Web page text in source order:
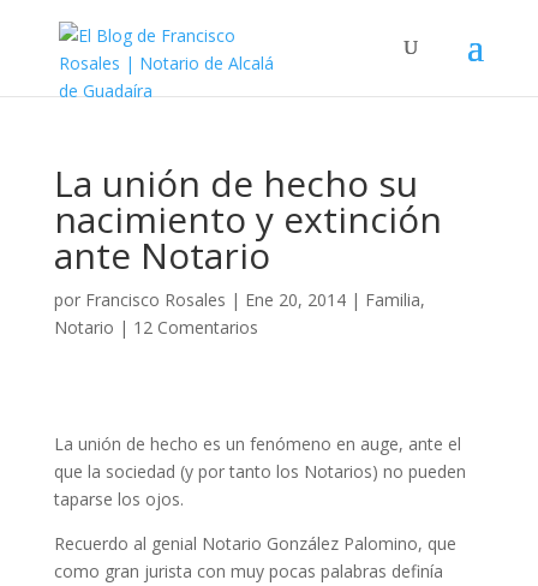
La unión de hecho su
nacimiento y extinción
ante Notario
por Francisco Rosales | Ene 20, 2014| Familia,
Notario | 12 Comentarios
La unión de hecho es un fenómeno en auge, ante el
que la sociedad (y por tanto los Notarios) no pueden
taparse los ojos.
Recuerdo al genial Notario González Palomino, que
como gran jurista con muy pocas palabras definía